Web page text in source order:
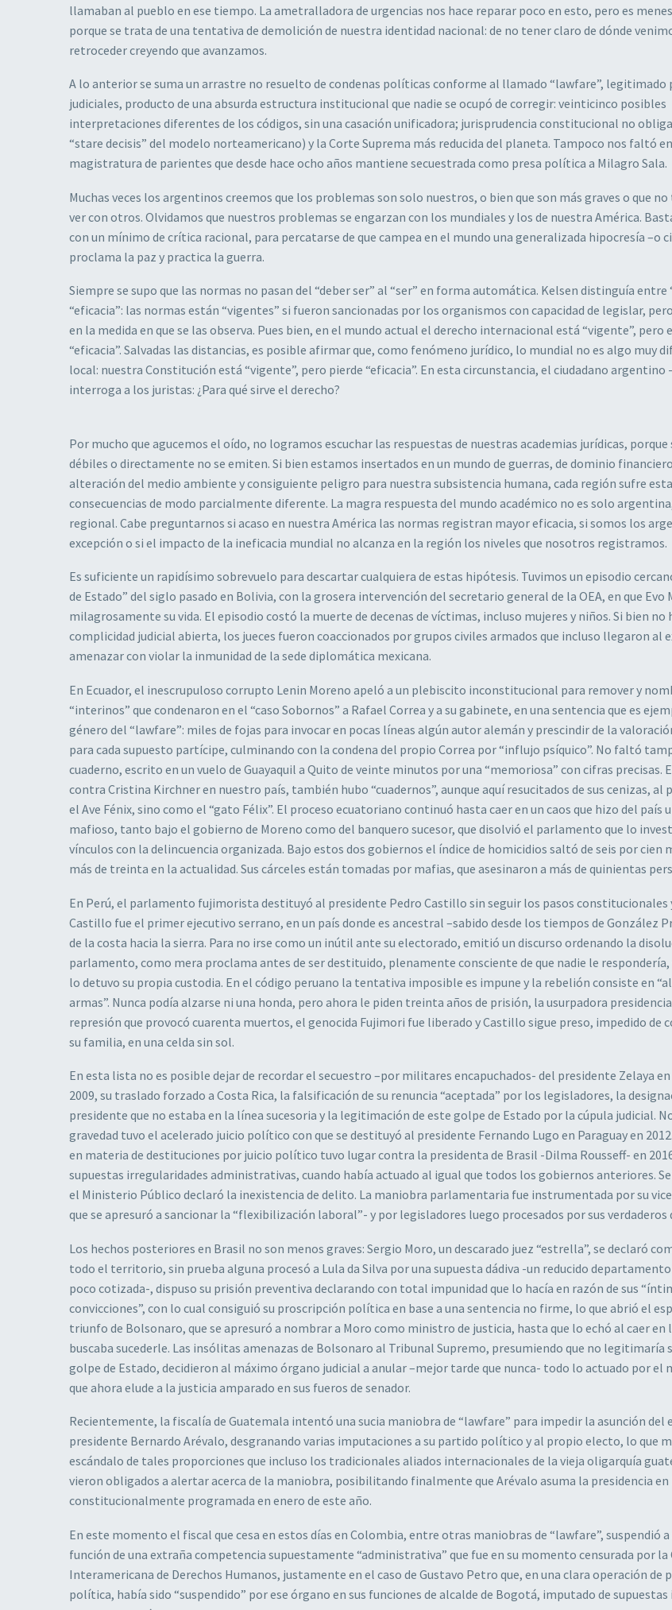
llamaban al pueblo en ese tiempo. La ametralladora de urgencias nos hace reparar poco en esto, pero es
porque se trata de una tentativa de demolición de nuestra identidad nacional: de no tener claro de dónde
retroceder creyendo que avanzamos.
A lo anterior se suma un arrastre no resuelto de condenas políticas conforme al llamado “lawfare”, legitimado
judiciales, producto de una absurda estructura institucional que nadie se ocupó de corregir: veinticinco posibles
interpretaciones diferentes de los códigos, sin una casación unificadora; jurisprudencia constitucional no
“stare decisis” del modelo norteamericano) y la Corte Suprema más reducida del planeta. Tampoco nos faltó
magistratura de parientes que desde hace ocho años mantiene secuestrada como presa política a Milagro Sala.
Muchas veces los argentinos creemos que los problemas son solo nuestros, o bien que son más graves o que no
ver con otros. Olvidamos que nuestros problemas se engarzan con los mundiales y los de nuestra América.
con un mínimo de crítica racional, para percatarse de que campea en el mundo una generalizada hipocresía –o
proclama la paz y practica la guerra.
Siempre se supo que las normas no pasan del “deber ser” al “ser” en forma automática. Kelsen distinguía entre
“eficacia”: las normas están “vigentes” si fueron sancionadas por los organismos con capacidad de legislar,
en la medida en que se las observa. Pues bien, en el mundo actual el derecho internacional está “vigente”, pero
“eficacia”. Salvadas las distancias, es posible afirmar que, como fenómeno jurídico, lo mundial no es algo muy
local: nuestra Constitución está “vigente”, pero pierde “eficacia”. En esta circunstancia, el ciudadano argentino
interroga a los juristas: ¿Para qué sirve el derecho?
Por mucho que agucemos el oído, no logramos escuchar las respuestas de nuestras academias jurídicas, porque
débiles o directamente no se emiten. Si bien estamos insertados en un mundo de guerras, de dominio
alteración del medio ambiente y consiguiente peligro para nuestra subsistencia humana, cada región sufre
consecuencias de modo parcialmente diferente. La magra respuesta del mundo académico no es solo
regional. Cabe preguntarnos si acaso en nuestra América las normas registran mayor eficacia, si somos los
excepción o si el impacto de la ineficacia mundial no alcanza en la región los niveles que nosotros registramos.
Es suficiente un rapidísimo sobrevuelo para descartar cualquiera de estas hipótesis. Tuvimos un episodio
de Estado” del siglo pasado en Bolivia, con la grosera intervención del secretario general de la OEA, en que Evo
milagrosamente su vida. El episodio costó la muerte de decenas de víctimas, incluso mujeres y niños. Si bien no
complicidad judicial abierta, los jueces fueron coaccionados por grupos civiles armados que incluso llegaron al
amenazar con violar la inmunidad de la sede diplomática mexicana.
En Ecuador, el inescrupuloso corrupto Lenin Moreno apeló a un plebiscito inconstitucional para remover y
“interinos” que condenaron en el “caso Sobornos” a Rafael Correa y a su gabinete, en una sentencia que es
género del “lawfare”: miles de fojas para invocar en pocas líneas algún autor alemán y prescindir de la
para cada supuesto partícipe, culminando con la condena del propio Correa por “influjo psíquico”. No faltó
cuaderno, escrito en un vuelo de Guayaquil a Quito de veinte minutos por una “memoriosa” con cifras precisas.
contra Cristina Kirchner en nuestro país, también hubo “cuadernos”, aunque aquí resucitados de sus cenizas, al
el Ave Fénix, sino como el “gato Félix”. El proceso ecuatoriano continuó hasta caer en un caos que hizo del país
mafioso, tanto bajo el gobierno de Moreno como del banquero sucesor, que disolvió el parlamento que lo
vínculos con la delincuencia organizada. Bajo estos dos gobiernos el índice de homicidios saltó de seis por cien
más de treinta en la actualidad. Sus cárceles están tomadas por mafias, que asesinaron a más de quinientas
En Perú, el parlamento fujimorista destituyó al presidente Pedro Castillo sin seguir los pasos constitucionales
Castillo fue el primer ejecutivo serrano, en un país donde es ancestral –sabido desde los tiempos de González
de la costa hacia la sierra. Para no irse como un inútil ante su electorado, emitió un discurso ordenando la
parlamento, como mera proclama antes de ser destituido, plenamente consciente de que nadie le
lo detuvo su propia custodia. En el código peruano la tentativa imposible es impune y la rebelión consiste en
armas”. Nunca podía alzarse ni una honda, pero ahora le piden treinta años de prisión, la usurpadora
represión que provocó cuarenta muertos, el genocida Fujimori fue liberado y Castillo sigue preso, impedido de
su familia, en una celda sin sol.
En esta lista no es posible dejar de recordar el secuestro –por militares encapuchados- del presidente Zelaya
2009, su traslado forzado a Costa Rica, la falsificación de su renuncia “aceptada” por los legisladores, la
presidente que no estaba en la línea sucesoria y la legitimación de este golpe de Estado por la cúpula judicial.
gravedad tuvo el acelerado juicio político con que se destituyó al presidente Fernando Lugo en Paraguay en
en materia de destituciones por juicio político tuvo lugar contra la presidenta de Brasil -Dilma Rousseff- en
supuestas irregularidades administrativas, cuando había actuado al igual que todos los gobiernos anteriores.
el Ministerio Público declaró la inexistencia de delito. La maniobra parlamentaria fue instrumentada por su
que se apresuró a sancionar la “flexibilización laboral”- y por legisladores luego procesados por sus verdaderos
Los hechos posteriores en Brasil no son menos graves: Sergio Moro, un descarado juez “estrella”, se declaró
todo el territorio, sin prueba alguna procesó a Lula da Silva por una supuesta dádiva -un reducido
poco cotizada-, dispuso su prisión preventiva declarando con total impunidad que lo hacía en razón de sus
convicciones”, con lo cual consiguió su proscripción política en base a una sentencia no firme, lo que abrió el
triunfo de Bolsonaro, que se apresuró a nombrar a Moro como ministro de justicia, hasta que lo echó al caer en
buscaba sucederle. Las insólitas amenazas de Bolsonaro al Tribunal Supremo, presumiendo que no legitimaría
golpe de Estado, decidieron al máximo órgano judicial a anular –mejor tarde que nunca- todo lo actuado por el
que ahora elude a la justicia amparado en sus fueros de senador.
Recientemente, la fiscalía de Guatemala intentó una sucia maniobra de “lawfare” para impedir la asunción del
presidente Bernardo Arévalo, desgranando varias imputaciones a su partido político y al propio electo, lo que
escándalo de tales proporciones que incluso los tradicionales aliados internacionales de la vieja oligarquía
vieron obligados a alertar acerca de la maniobra, posibilitando finalmente que Arévalo asuma la presidencia
constitucionalmente programada en enero de este año. ​
En este momento el fiscal que cesa en estos días en Colombia, entre otras maniobras de “lawfare”, suspendió
función de una extraña competencia supuestamente “administrativa” que fue en su momento censurada por la
Interamericana de Derechos Humanos, justamente en el caso de Gustavo Petro que, en una clara operación de
política, había sido “suspendido” por ese órgano en sus funciones de alcalde de Bogotá, imputado de